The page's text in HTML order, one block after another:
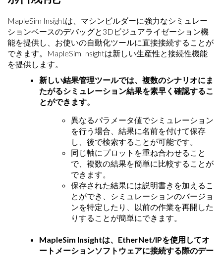
MapleSim Insightは、マシンビルダーに強力なシミュレー
ションベースのデバッグと3Dビジュアライゼーション機
能を提供し、お使いの自動化ツールに直接接続することが
できます。MapleSim Insightは新しい生産性と接続性機能
を提供します。
新しい結果管理ツールでは、複数のシナリオにま
たがるシミュレーション結果を素早く確認するこ
とができます。
異なるパラメータ値でシミュレーション
を行う場合、結果に名前を付けて保存
し、後で検索することが可能です。
同じ軸にプロットを重ね合わせること
で、複数の結果を簡単に比較することが
できます。
保存された結果には説明書きを加えるこ
とができ、シミュレーションのバージョ
ンを特定したり、以前の作業を再開した
りすることが簡単にできます。
MapleSim Insightは、EtherNet/IPを使用してオ
ートメーションソフトウェアに接続する際のデー